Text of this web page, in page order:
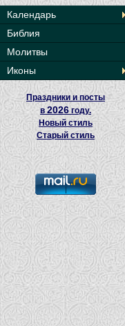
Календарь
Библия
Молитвы
Иконы
Праздники и посты
в 2026 году.
Новый стиль
Старый стиль